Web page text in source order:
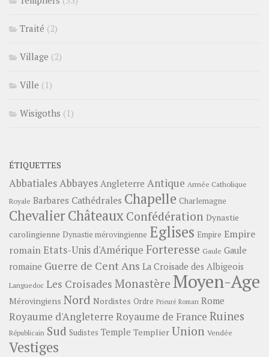
Traité (2)
Village (2)
Ville (1)
Wisigoths (1)
ÉTIQUETTES
AbbatialesAbbayes Angleterre Antique Armée Catholique
Royale Barbares Cathédrales Chapelle Charlemagne
ChevalierChâteauxConfédération Dynastie
carolingienne Dynastie mérovingienne Eglises Empire Empire
romainEtats-Unis d'Amérique Forteresse Gaule Gaule
romaine Guerre de Cent Ans La Croisade des Albigeois
Languedoc Les Croisades Monastère Moyen-Age
Mérovingiens Nord Nordistes Ordre Prieuré Roman Rome
Royaume d'Angleterre Royaume de France Ruines
Républicain Sud Sudistes Temple Templier Union Vendée
Vestiges